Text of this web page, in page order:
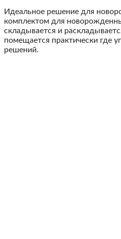
Идеальное решение для
комплектом для
складывается и
помещается практически где
решений.